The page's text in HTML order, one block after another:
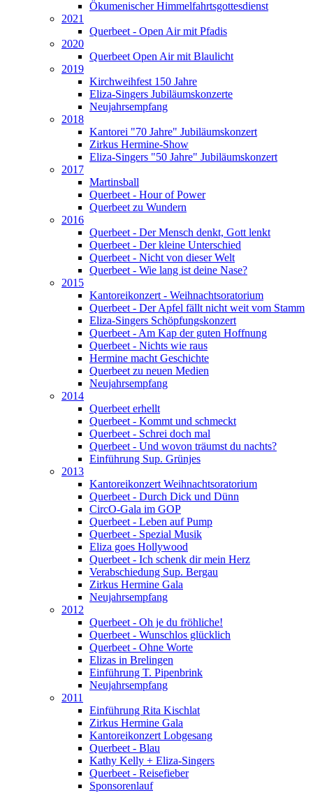
Ökumenischer Himmelfahrtsgottesdienst
2021
Querbeet - Open Air mit Pfadis
2020
Querbeet Open Air mit Blaulicht
2019
Kirchweihfest 150 Jahre
Eliza-Singers Jubiläumskonzerte
Neujahrsempfang
2018
Kantorei "70 Jahre" Jubiläumskonzert
Zirkus Hermine-Show
Eliza-Singers "50 Jahre" Jubiläumskonzert
2017
Martinsball
Querbeet - Hour of Power
Querbeet zu Wundern
2016
Querbeet - Der Mensch denkt, Gott lenkt
Querbeet - Der kleine Unterschied
Querbeet - Nicht von dieser Welt
Querbeet - Wie lang ist deine Nase?
2015
Kantoreikonzert - Weihnachtsoratorium
Querbeet - Der Apfel fällt nicht weit vom Stamm
Eliza-Singers Schöpfungskonzert
Querbeet - Am Kap der guten Hoffnung
Querbeet - Nichts wie raus
Hermine macht Geschichte
Querbeet zu neuen Medien
Neujahrsempfang
2014
Querbeet erhellt
Querbeet - Kommt und schmeckt
Querbeet - Schrei doch mal
Querbeet - Und wovon träumst du nachts?
Einführung Sup. Grünjes
2013
Kantoreikonzert Weihnachtsoratorium
Querbeet - Durch Dick und Dünn
CircO-Gala im GOP
Querbeet - Leben auf Pump
Querbeet - Spezial Musik
Eliza goes Hollywood
Querbeet - Ich schenk dir mein Herz
Verabschiedung Sup. Bergau
Zirkus Hermine Gala
Neujahrsempfang
2012
Querbeet - Oh je du fröhliche!
Querbeet - Wunschlos glücklich
Querbeet - Ohne Worte
Elizas in Brelingen
Einführung T. Pipenbrink
Neujahrsempfang
2011
Einführung Rita Kischlat
Zirkus Hermine Gala
Kantoreikonzert Lobgesang
Querbeet - Blau
Kathy Kelly + Eliza-Singers
Querbeet - Reisefieber
Sponsorenlauf